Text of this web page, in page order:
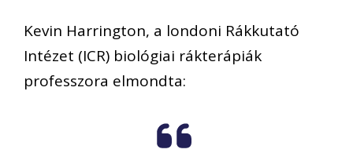
Kevin Harrington, a londoni Rákkutató
Intézet (ICR) biológiai rákterápiák
professzora elmondta: